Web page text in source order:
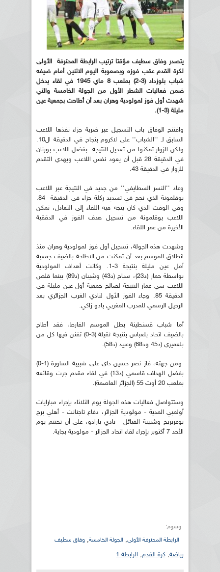
يتصدر وفاق سطيف مؤقتا ترتيب الرابطة المحترفة الأولى
لكرة القدم عقب فوزه وبصعوبة اليوم الاثنين أمام ضيفه
شباب بلوزداد (3-2) بملعب 8 ماي 1945 في لقاء يدخل
ضمن فعاليات الشطر الأول من الجولة الخامسة والتي
شهدت أول فوز لمولودية وهران بعد أن أطاحت بجمعية عين
مليلة (3-1).
وافتتح الوفاق باب التسجيل عبر ضربة جزاء نفذها اللاعب
السابق لـ ''الشباب'' على لاكروم بنجاح في الدقيقة ال10.
ولكن الزوار تمكنوا من تعديل النتيجة بفضل اللاعب بورنان
في الدقيقة 28 قبل أن يعود نفس اللاعب ويهدي التقدم
للزوار في الدقيقة 43.
وعاد ''النسر السطايفي'' من جديد في النتيجة عبر اللاعب
بوقلمونة الذي نجح في تسديد ركلة جزاء في الدقيقة 84.
وفي الوقت الذي كان يتجه فيه اللقاء إلى التعادل، تمكن
اللاعب بوقلمونة من تسجيل هدف الفوز في الدققية
الأخيرة من عمر اللقاء.
وشهدت هذه الجولة، تسجيل أول فوز لمولودية وهران منذ
انطلاق الموسم بعد أن تمكنت من الاطاحة بالضيف جمعية
أمل عين مليلة بنتيجة 3-1. وكانت أهداف المولودية
بواسطة حمار (د23)، سباح (د43) وشيبان (د89) بينما قلص
اللاعب سي عمار النتيجة لصالح جمعية أول عين مليلة في
الدقيقة 85. وجاء الفوز الأول لنادي الغرب الجزائري بعد
الرحيل الرسمي للمدرب المغربي بادو زاكي.
أما شباب قسنطينة بطل الموسم الفارط، فقد أطاح
بالضيف اتحاد بلعباس بنتيجة ثقيلة (3-0) تفنن فيها كل من
بلعميري (د45 ود68) وعبيد (د58).
ومن جهته، فاز نصر حسين داي على شبيبة الساورة (1-0)
بفضل الهداف قاسمي (د13) في لقاء مقدم جرت وقائعه
بملعب 20 أوت 55 (الجزائر العاصمة).
وستتواصل فعاليات هذه الجولة يوم الثلاثاء بإجراء مبارايات
أولمبي المدية - مولودية الجزائر، دفاع تاجنانت - أهلي برج
بوعريريج وشبيبة القبائل - نادي بارادو، على أن تختتم يوم
الأحد 7 أكتوبر بإجراء لقاء اتحاد الجزائر - مولودية بجاية.
وسوم:
الرابطة المحترفة الأولى, الجولة الخامسة, وفاق سطيف
رياضة, كرة القدم, الرابطة 1